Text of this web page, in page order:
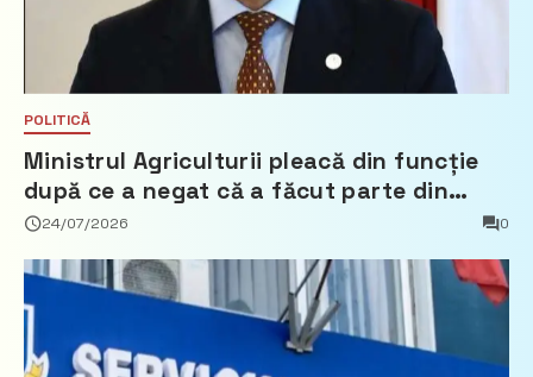
POLITICĂ
Ministrul Agriculturii pleacă din funcție
după ce a negat că a făcut parte din
Partidul Democrat
24/07/2026 0